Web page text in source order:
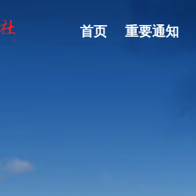
首页 重要通知